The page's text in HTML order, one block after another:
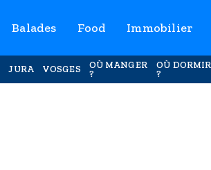
Balades Food Immobilier
JURA VOSGES
OÙ MANGER
?
OÙ DORMIR
?